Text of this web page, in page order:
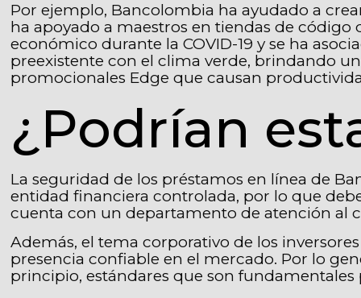
Por ejemplo, Bancolombia ha ayudado a
ha apoyado a maestros en tiendas de
económico durante la COVID-19 y se ha
preexistente con el clima verde, brindando
promocionales Edge que causan
¿Podrían
La seguridad de los préstamos en línea de
entidad financiera controlada, por lo que
cuenta con un departamento de atención al
Además, el tema corporativo de los
presencia confiable en el mercado. Por lo
principio, estándares que son